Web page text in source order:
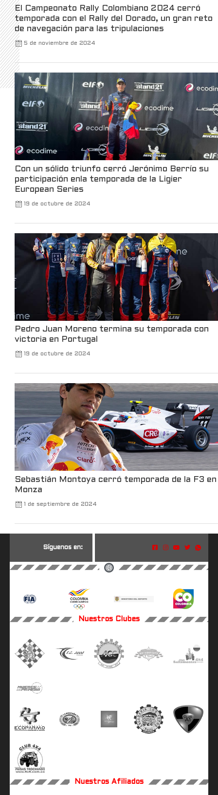
5
Kalshi Traders @kalshitrade · 3 Mar
Kalshi is launching the first-ever luxury
watch market, in partnership with Bezel.
For the first time, you can trade your view on
watches, without owning one.
Only on Kalshi.
370 X
Robinhood @robinhoodapp 3 Mar
all the announcements made at Robinhood
Leer más
El Campeonato Rally Colombiano 2024 cerró
temporada con el Rally del Dorado, un gran reto
de navegación para las tripulaciones
5 de noviembre de 2024
Con un sólido triunfo cerró Jerónimo Berrío su
participación enla temporada de la Ligier
European Series
19 de octubre de 2024
Pedro Juan Moreno termina su temporada con
victoria en Portugal
19 de octubre de 2024
Sebastián Montoya cerró temporada de la F3 en
Monza
1 de septiembre de 2024
Síguenos en:
Nuestros Clubes
Nuestros Afiliados